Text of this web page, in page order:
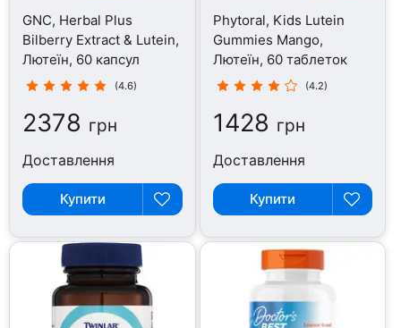
GNC, Herbal Plus
Bilberry Extract & Lutein,
Лютеїн, 60 капсул
(4.6)
2378 грн
Доставлення
Купити
Phytoral, Kids Lutein
Gummies Mango,
Лютеїн, 60 таблеток
(4.2)
1428 грн
Доставлення
Купити